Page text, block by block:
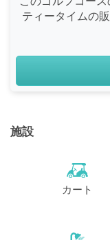
ティータイムの
施設
カート